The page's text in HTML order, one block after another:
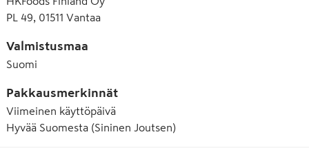
E326 Kaliumlaktaatti
E450 Dinatriumdifosfaatti
PL 49, 01511 Vantaa
Valmistusmaa
Suomi
Pakkausmerkinnät
Viimeinen käyttöpäivä
Hyvää Suomesta (Sininen Joutsen)